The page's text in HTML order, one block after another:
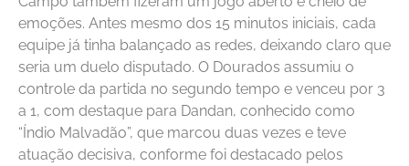
emoções. Antes mesmo dos 15 minutos iniciais, cada
equipe já tinha balançado as redes, deixando claro que
seria um duelo disputado. O Dourados assumiu o
controle da partida no segundo tempo e venceu por 3
a 1, com destaque para Dandan, conhecido como
“Índio Malvadão”, que marcou duas vezes e teve
atuação decisiva, conforme foi destacado pelos